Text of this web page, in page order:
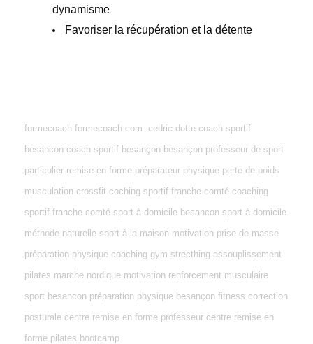
dynamisme
Favoriser la récupération et la détente
formecoach formecoach.com cedric dotte coach sportif
besancon coach sportif besançon besançon professeur de sport
particulier remise en forme préparateur physique perte de poids
musculation crossfit coching sportif franche-comté coaching
sportif franche comté sport à domicile besancon sport à domicile
méthode naturelle sport à la maison motivation prise de masse
préparation physique coaching gym strecthing assouplissement
pilates marche nordique motivation renforcement musculaire
sport besancon préparation physique besançon fitness correction
posturale centre remise en forme professeur centre remise en
forme pilates bootcamp